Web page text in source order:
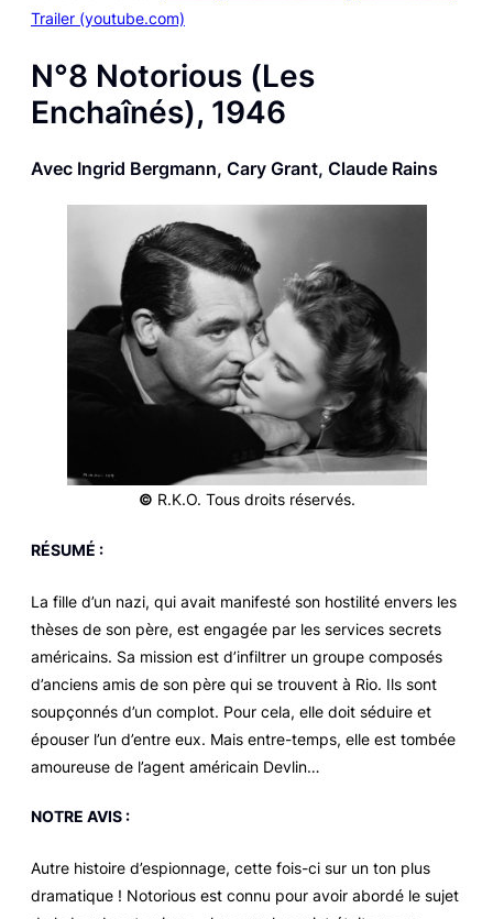
Trailer (youtube.com)
N°8 Notorious (Les
Enchaînés), 1946
Avec Ingrid Bergmann, Cary Grant, Claude Rains
© R.K.O. Tous droits réservés.
RÉSUMÉ :
La fille d’un nazi, qui avait manifesté son hostilité envers les
thèses de son père, est engagée par les services secrets
américains. Sa mission est d’infiltrer un groupe composés
d’anciens amis de son père qui se trouvent à Rio. Ils sont
soupçonnés d’un complot. Pour cela, elle doit séduire et
épouser l’un d’entre eux. Mais entre-temps, elle est tombée
amoureuse de l’agent américain Devlin…
NOTRE AVIS :
Autre histoire d’espionnage, cette fois-ci sur un ton plus
dramatique ! Notorious est connu pour avoir abordé le sujet